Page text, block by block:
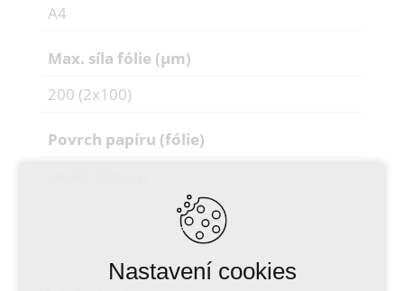
A4
Max. síla fólie (µm)
200 (2x100)
Povrch papíru (fólie)
Nastavení cookies